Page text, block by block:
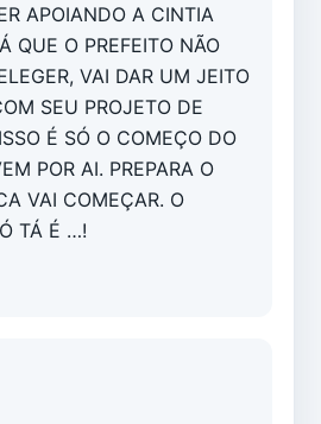
APOIANDO A CINTIA
QUE O PREFEITO NÃO
VAI DAR UM JEITO
SEU PROJETO DE
É SÓ O COMEÇO DO
POR AI. PREPARA O
VAI COMEÇAR. O
TÁ É …!